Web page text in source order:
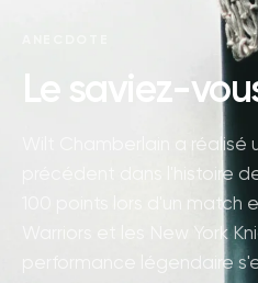
Le saviez-
Wilt Chamberlain a réalisé
précédent dans l'histoire
100 points lors d'un match
Warriors et les New York
performance légendaire